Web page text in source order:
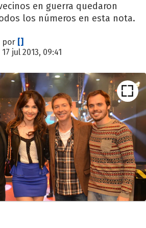
en guerra quedaron
los números en esta nota.
por []
17 jul 2013, 09:41